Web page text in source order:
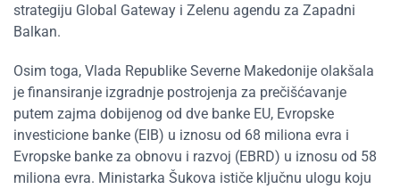
strategiju Global Gateway i Zelenu agendu za Zapadni
Balkan.
Osim toga, Vlada Republike Severne Makedonije olakšala
je finansiranje izgradnje postrojenja za prečišćavanje
putem zajma dobijenog od dve banke EU, Evropske
investicione banke (EIB) u iznosu od 68 miliona evra i
Evropske banke za obnovu i razvoj (EBRD) u iznosu od 58
miliona evra. Ministarka Šukova ističe ključnu ulogu koju